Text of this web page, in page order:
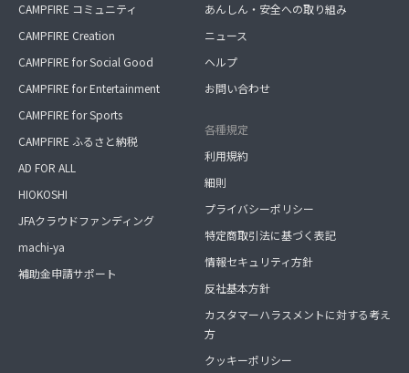
CAMPFIRE コミュニティ
CAMPFIRE Creation
CAMPFIRE for Social Good
CAMPFIRE for Entertainment
CAMPFIRE for Sports
CAMPFIRE ふるさと納税
AD FOR ALL
HIOKOSHI
JFAクラウドファンディング
machi-ya
補助金申請サポート
あんしん・安全への取り組み
ニュース
ヘルプ
お問い合わせ
各種規定
利用規約
細則
プライバシーポリシー
特定商取引法に基づく表記
情報セキュリティ方針
反社基本方針
カスタマーハラスメントに対する考え
方
クッキーポリシー